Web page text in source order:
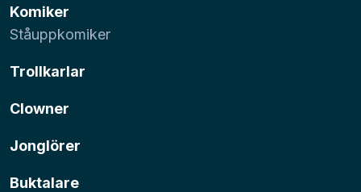
Komiker
Ståuppkomiker
Trollkarlar
Clowner
Jonglörer
Buktalare